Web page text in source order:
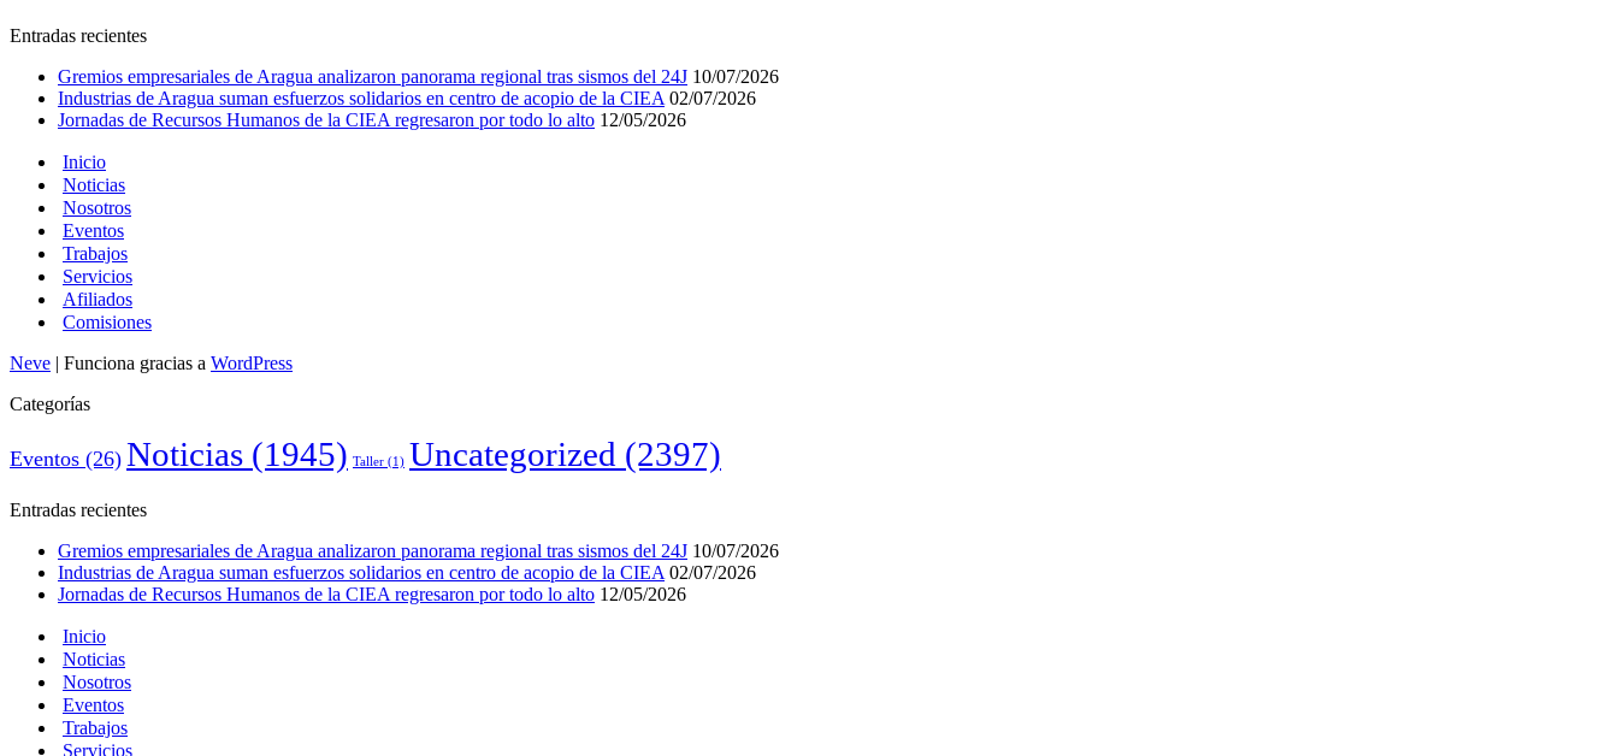
Entradas recientes
Gremios empresariales de Aragua analizaron panorama regional tras sismos del 24J 10/07/2026
Industrias de Aragua suman esfuerzos solidarios en centro de acopio de la CIEA 02/07/2026
Jornadas de Recursos Humanos de la CIEA regresaron por todo lo alto 12/05/2026
Inicio
Noticias
Nosotros
Eventos
Trabajos
Servicios
Afiliados
Comisiones
Neve | Funciona gracias a WordPress
Categorías
Eventos (26) Noticias (1945) Taller (1) Uncategorized (2397)
Entradas recientes
Gremios empresariales de Aragua analizaron panorama regional tras sismos del 24J 10/07/2026
Industrias de Aragua suman esfuerzos solidarios en centro de acopio de la CIEA 02/07/2026
Jornadas de Recursos Humanos de la CIEA regresaron por todo lo alto 12/05/2026
Inicio
Noticias
Nosotros
Eventos
Trabajos
Servicios